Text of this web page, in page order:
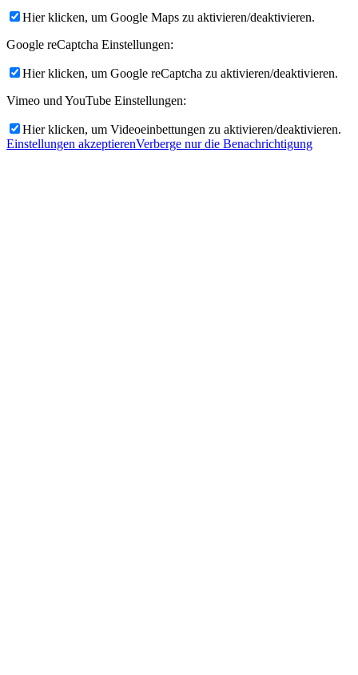
Hier klicken, um Google Maps zu aktivieren/deaktivieren.
Google reCaptcha Einstellungen:
Hier klicken, um Google reCaptcha zu aktivieren/deaktivieren.
Vimeo und YouTube Einstellungen:
Hier klicken, um Videoeinbettungen zu aktivieren/deaktivieren.
Einstellungen akzeptierenVerberge nur die Benachrichtigung